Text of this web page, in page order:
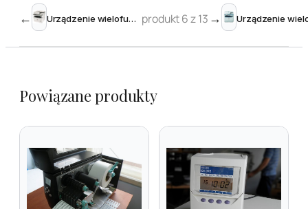
← Urządzenie wielofunkcyjne OKI MB451dn produkt 6 z 13 →
Powiązane produkty